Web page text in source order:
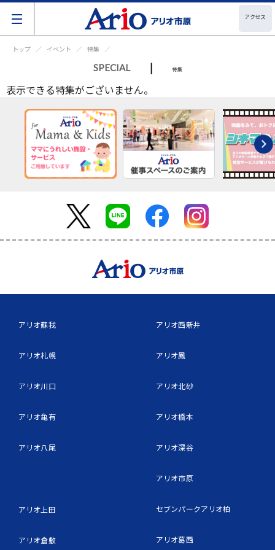
アクセス
トップ イベント 特集
SPECIAL | 特集
表示できる特集がございません。
アリオ蘇我
アリオ札幌
アリオ川口
アリオ亀有
アリオ八尾
アリオ上田
アリオ倉敷
アリオ西新井
アリオ鳳
アリオ北砂
アリオ橋本
アリオ深谷
アリオ市原
セブンパークアリオ柏
アリオ葛西